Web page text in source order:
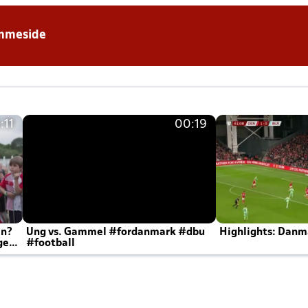
00:19
Ung vs. Gammel #fordanmark #dbu
#football
Highlights: